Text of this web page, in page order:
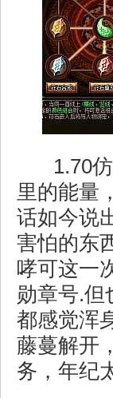
1.70
里的能量
话如今说
害怕的东
哮可这一
勋章号.但
都感觉浑
藤蔓解开
务，年纪